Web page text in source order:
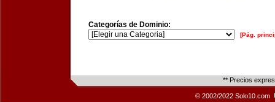
Categorías de Dominio:
[Pág.
** Precios
© 2002/2022 Solo10.com